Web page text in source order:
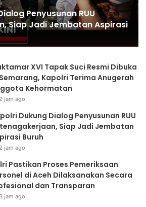
Penyusunan RUU
Siap Jadi Jembatan Aspirasi
XVI Tapak Suci Resmi Dibuka
Kapolri Terima Anugerah
Kehormatan
jam ago
Dukung Dialog Penyusunan RUU
Siap Jadi Jembatan
Buruh
jam ago
Pastikan Proses Pemeriksaan
di Aceh Dilaksanakan Secara
dan Transparan
jam ago